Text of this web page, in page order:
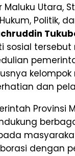
Maluku Utara,
Politik,
sosial tersebut
dan
Provinsi
dengan